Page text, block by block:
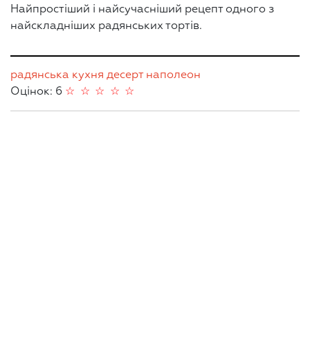
Найпростіший і найсучасніший рецепт одного з
найскладніших радянських тортів.
радянська кухня десерт наполеон
Оцінок: 6
☆
☆
☆
☆
☆